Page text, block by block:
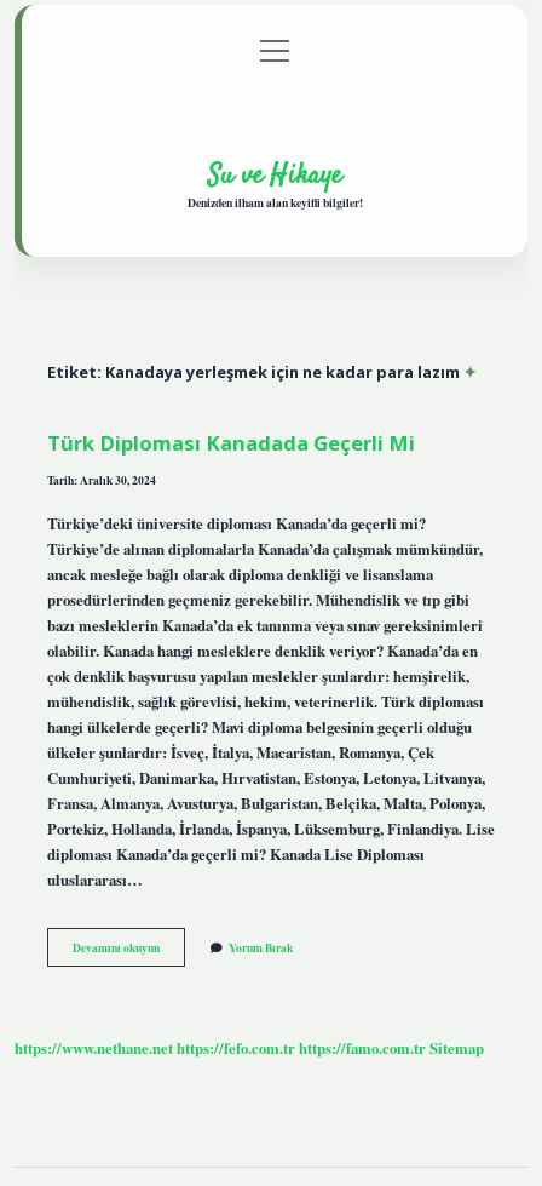
Gizlilik Politikası
menüyü
aç
Su ve Hikaye
Denizden ilham alan keyifli bilgiler!
Etiket: Kanadaya yerleşmek için ne kadar para lazım
Türk Diploması Kanadada Geçerli Mi
Tarih: Aralık 30, 2024
Türkiye’deki üniversite diploması Kanada’da geçerli mi?
Türkiye’de alınan diplomalarla Kanada’da çalışmak mümkündür,
ancak mesleğe bağlı olarak diploma denkliği ve lisanslama
prosedürlerinden geçmeniz gerekebilir. Mühendislik ve tıp gibi
bazı mesleklerin Kanada’da ek tanınma veya sınav gereksinimleri
olabilir. Kanada hangi mesleklere denklik veriyor? Kanada’da en
çok denklik başvurusu yapılan meslekler şunlardır: hemşirelik,
mühendislik, sağlık görevlisi, hekim, veterinerlik. Türk diploması
hangi ülkelerde geçerli? Mavi diploma belgesinin geçerli olduğu
ülkeler şunlardır: İsveç, İtalya, Macaristan, Romanya, Çek
Cumhuriyeti, Danimarka, Hırvatistan, Estonya, Letonya, Litvanya,
Fransa, Almanya, Avusturya, Bulgaristan, Belçika, Malta, Polonya,
Portekiz, Hollanda, İrlanda, İspanya, Lüksemburg, Finlandiya. Lise
diploması Kanada’da geçerli mi? Kanada Lise Diploması
uluslararası…
Devamını okuyunTürk
Diploması
Yorum Bırak
https://www.nethane.nethttps://fefo.com.trhttps://famo.com.trSitemap